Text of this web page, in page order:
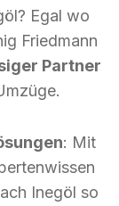
Egal wo
Friedmann
Partner
: Mit
Inegöl so